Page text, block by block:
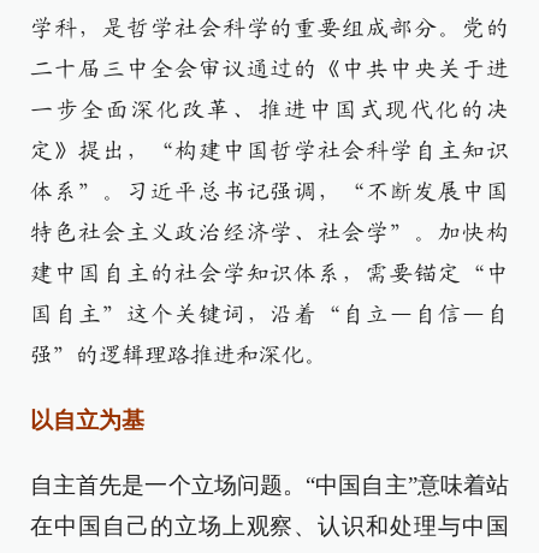
学科，是哲学社会科学的重要组成部分。党的
二十届三中全会审议通过的《中共中央关于进
一步全面深化改革、推进中国式现代化的决
定》提出，“构建中国哲学社会科学自主知识
体系”。习近平总书记强调，“不断发展中国
特色社会主义政治经济学、社会学”。加快构
建中国自主的社会学知识体系，需要锚定“中
国自主”这个关键词，沿着“自立—自信—自
强”的逻辑理路推进和深化。
以自立为基
自主首先是一个立场问题。“中国自主”意味着站
在中国自己的立场上观察、认识和处理与中国